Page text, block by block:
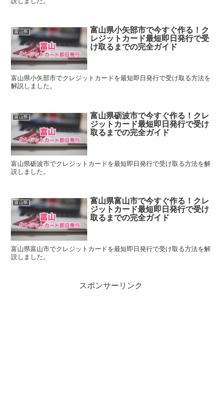
富山県
富山県小矢部市で今すぐ作る！ク
レジットカード最短即日発行で受
け取るまでの完全ガイド
富山県小矢部市でクレジットカードを最短即日発行で受け取る方法を
解説しました。
富山県
富山県砺波市で今すぐ作る！クレ
ジットカード最短即日発行で受け
取るまでの完全ガイド
富山県砺波市でクレジットカードを最短即日発行で受け取る方法を解
説しました。
富山県
富山県富山市で今すぐ作る！クレ
ジットカード最短即日発行で受け
取るまでの完全ガイド
富山県富山市でクレジットカードを最短即日発行で受け取る方法を解
説しました。
スポンサーリンク